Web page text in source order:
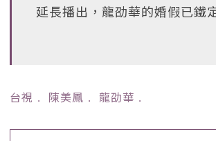
延長播出，龍劭華的婚假已鐵
台視 ﹒ 陳美鳳 ﹒ 龍劭華 ﹒